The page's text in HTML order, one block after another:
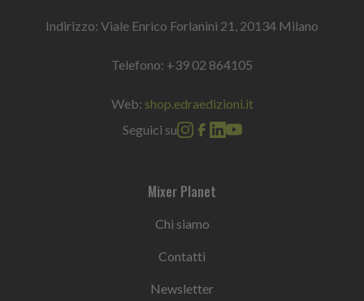
Indirizzo: Viale Enrico Forlanini 21, 20134 Milano
Telefono: +39 02 864105
Web: shop.edraedizioni.it
Seguici su
Mixer Planet
Chi siamo
Contatti
Newsletter